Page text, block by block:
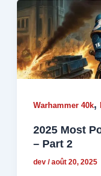
Warhammer 40k,
2025 Most
– Part 2
dev/août 20, 2025